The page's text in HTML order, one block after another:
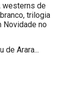
westerns de
trilogia
Novidade no
de Arara...